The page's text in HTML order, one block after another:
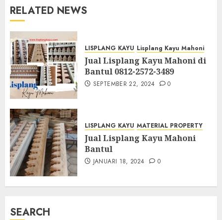
RELATED NEWS
LISPLANG KAYU Lisplang Kayu Mahoni
Jual Lisplang Kayu Mahoni di
Bantul 0812-2572-3489
SEPTEMBER 22, 2024 0
LISPLANG KAYU MATERIAL PROPERTY
Jual Lisplang Kayu Mahoni
Bantul
JANUARI 18, 2024 0
SEARCH